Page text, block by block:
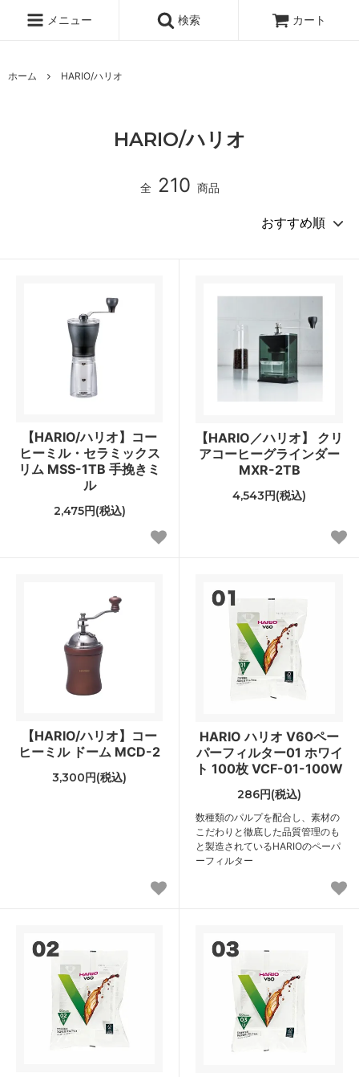
メニュー 検索 カート
ホーム HARIO/ハリオ
HARIO/ハリオ
全 210 商品
【HARIO/ハリオ】コー
ヒーミル・セラミックス
リム MSS-1TB 手挽きミ
ル
2,475円(税込)
【HARIO／ハリオ】 クリ
アコーヒーグラインダー
MXR-2TB
4,543円(税込)
【HARIO/ハリオ】コー
ヒーミル ドーム MCD-2
3,300円(税込)
HARIO ハリオ V60ペー
パーフィルター01 ホワイ
ト 100枚 VCF-01-100W
286円(税込)
数種類のパルプを配合し、素材の
こだわりと徹底した品質管理のも
と製造されているHARIOのペーパ
ーフィルター